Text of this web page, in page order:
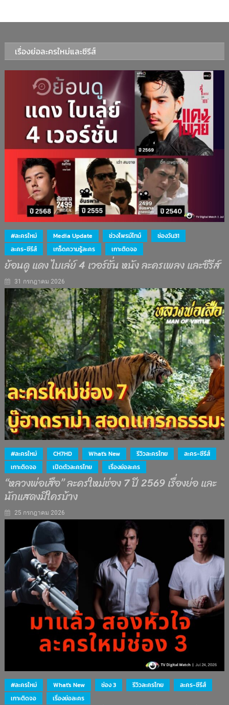
เรื่องย่อละครใหม่และซีรีส์
#ละครใหม่ Media Update ช่วงไพรม์ไทม์
ช่องวัน31
ละคร-ซีรีส์
เกร็ดความรู้ละคร เกาะติดจอ
ย้อนดู แดง ไบเล่ย์ 4 เวอร์ชั่น หนัง ละครเพลง และซีรีส์
31 กรกฎาคม 2026
#ละครใหม่ CH7HD What's New รีวิวละครไทย
ละคร-ซีรีส์
เกาะติดจอ
เปิดตัวละครไทย เรื่องย่อละคร
“หลวงพ่อเสือ” ละครใหม่ช่อง 7 ปี 2569 เรื่องย่อ และ
นักแสดงมีใครบ้าง
25 กรกฎาคม 2026
#ละครใหม่ What's New ช่อง 3 รีวิวละครไทย
ละคร-ซีรีส์
เกาะติดจอ
เรื่องย่อละคร